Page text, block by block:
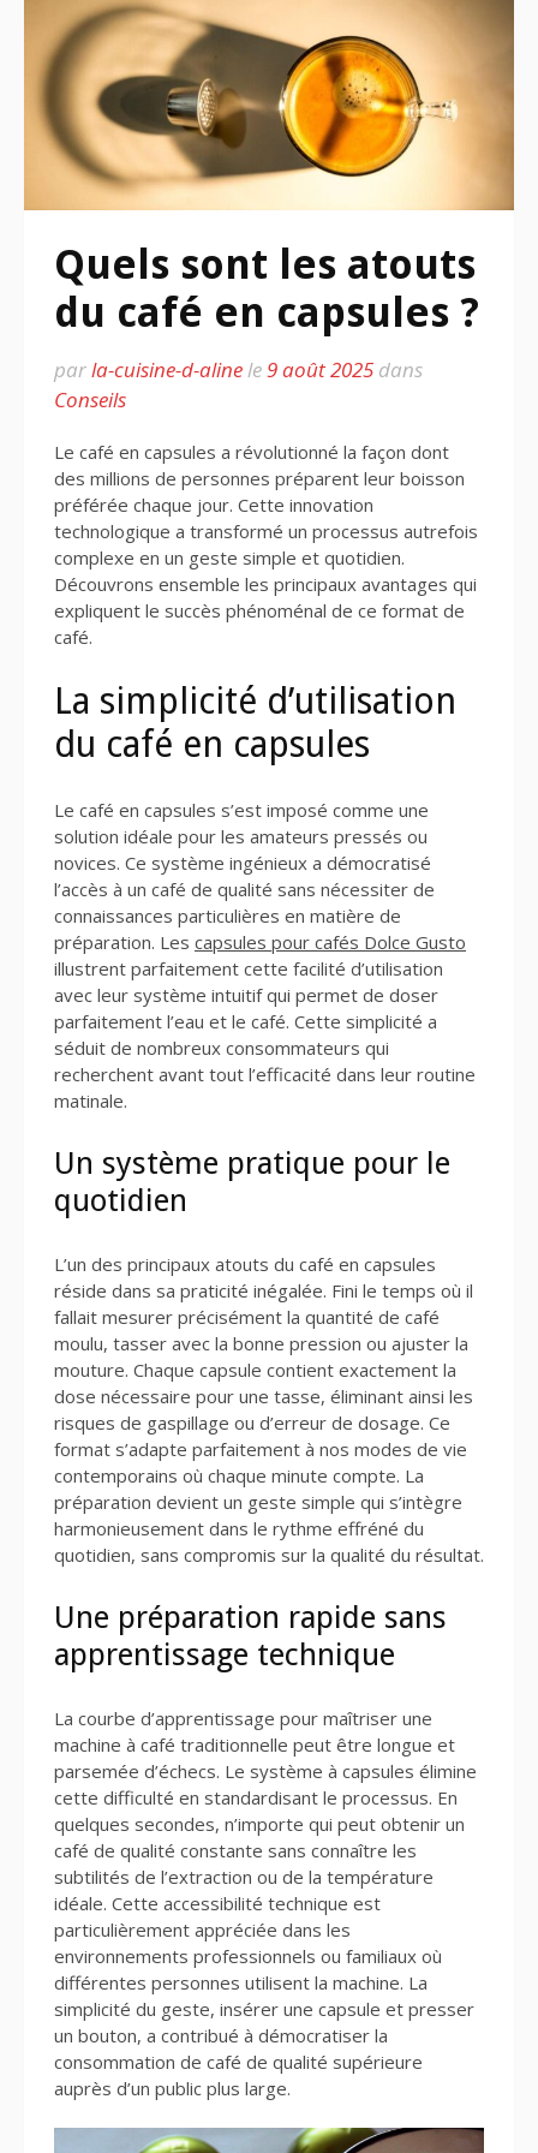
Quels sont les atouts
du café en capsules ?
parla-cuisine-d-alinele9 août 2025 dans
Conseils
Le café en capsules a révolutionné la façon dont
des millions de personnes préparent leur boisson
préférée chaque jour. Cette innovation
technologique a transformé un processus autrefois
complexe en un geste simple et quotidien.
Découvrons ensemble les principaux avantages qui
expliquent le succès phénoménal de ce format de
café.
La simplicité d’utilisation
du café en capsules
Le café en capsules s’est imposé comme une
solution idéale pour les amateurs pressés ou
novices. Ce système ingénieux a démocratisé
l’accès à un café de qualité sans nécessiter de
connaissances particulières en matière de
préparation. Les capsules pour cafés Dolce Gusto
illustrent parfaitement cette facilité d’utilisation
avec leur système intuitif qui permet de doser
parfaitement l’eau et le café. Cette simplicité a
séduit de nombreux consommateurs qui
recherchent avant tout l’efficacité dans leur routine
matinale.
Un système pratique pour le
quotidien
L’un des principaux atouts du café en capsules
réside dans sa praticité inégalée. Fini le temps où il
fallait mesurer précisément la quantité de café
moulu, tasser avec la bonne pression ou ajuster la
mouture. Chaque capsule contient exactement la
dose nécessaire pour une tasse, éliminant ainsi les
risques de gaspillage ou d’erreur de dosage. Ce
format s’adapte parfaitement à nos modes de vie
contemporains où chaque minute compte. La
préparation devient un geste simple qui s’intègre
harmonieusement dans le rythme effréné du
quotidien, sans compromis sur la qualité du résultat.
Une préparation rapide sans
apprentissage technique
La courbe d’apprentissage pour maîtriser une
machine à café traditionnelle peut être longue et
parsemée d’échecs. Le système à capsules élimine
cette difficulté en standardisant le processus. En
quelques secondes, n’importe qui peut obtenir un
café de qualité constante sans connaître les
subtilités de l’extraction ou de la température
idéale. Cette accessibilité technique est
particulièrement appréciée dans les
environnements professionnels ou familiaux où
différentes personnes utilisent la machine. La
simplicité du geste, insérer une capsule et presser
un bouton, a contribué à démocratiser la
consommation de café de qualité supérieure
auprès d’un public plus large.